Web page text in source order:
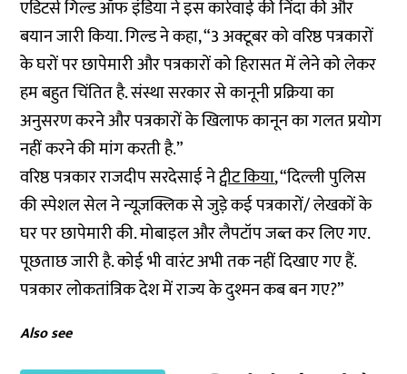
एडिटर्स गिल्ड ऑफ इंडिया ने इस कार्रवाई की निंदा की और
बयान जारी किया. गिल्ड ने कहा, “3 अक्टूबर को वरिष्ठ पत्रकारों
के घरों पर छापेमारी और पत्रकारों को हिरासत में लेने को लेकर
हम बहुत चिंतित है. संस्था सरकार से कानूनी प्रक्रिया का
अनुसरण करने और पत्रकारों के खिलाफ कानून का गलत प्रयोग
नहीं करने की मांग करती है.”
वरिष्ठ पत्रकार राजदीप सरदेसाई नेट्वीट किया, “दिल्ली पुलिस
की स्पेशल सेल ने न्यूज़क्लिक से जुडे़ कई पत्रकारों/ लेखकों के
घर पर छापेमारी की. मोबाइल और लैपटॉप जब्त कर लिए गए.
पूछताछ जारी है. कोई भी वारंट अभी तक नहीं दिखाए गए हैं.
पत्रकार लोकतांत्रिक देश में राज्य के दुश्मन कब बन गए?”
Also see